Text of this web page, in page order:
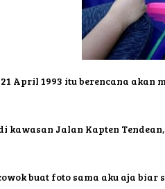
April 1993 itu berencana akan
kawasan Jalan Kapten
buat foto sama aku aja biar